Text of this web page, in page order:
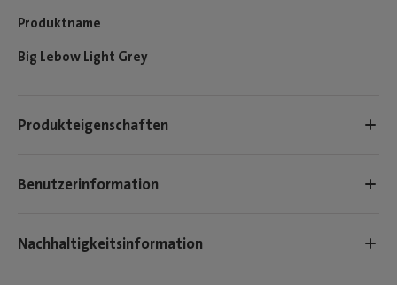
Produktname
Big Lebow Light Grey
Produkteigenschaften
Benutzerinformation
Nachhaltigkeitsinformation